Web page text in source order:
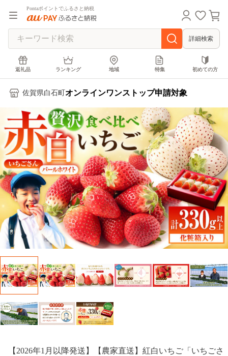
Pontaポイントでふるさと納税
詳細検索
返礼品 ランキング 地域 特集 初めての方
佐賀県白石町 オンラインワンストップ申請対象
【2026年1月以降発送】【農家直送】紅白いちご「いちごさ